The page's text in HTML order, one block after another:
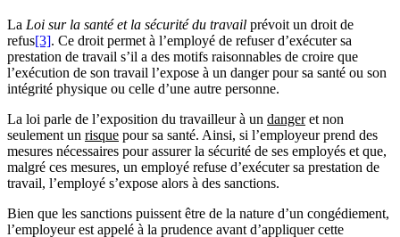
La Loi sur la santé et la sécurité du travail prévoit un droit de
refus[3]. Ce droit permet à l’employé de refuser d’exécuter sa
prestation de travail s’il a des motifs raisonnables de croire que
l’exécution de son travail l’expose à un danger pour sa santé ou son
intégrité physique ou celle d’une autre personne.
La loi parle de l’exposition du travailleur à un dangeret non
seulement un risque pour sa santé. Ainsi, si l’employeur prend des
mesures nécessaires pour assurer la sécurité de ses employés et que,
malgré ces mesures, un employé refuse d’exécuter sa prestation de
travail, l’employé s’expose alors à des sanctions.
Bien que les sanctions puissent être de la nature d’un congédiement,
l’employeur est appelé à la prudence avant d’appliquer cette